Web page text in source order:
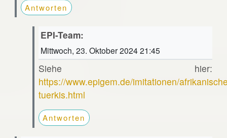
Antworten
EPI-Team:
Mittwoch, 23. Oktober 2024 21:45
Siehe hier:
https://www.epigem.de/imitationen/
tuerkis.html
Antworten